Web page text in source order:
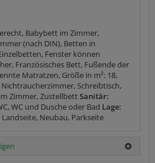
Babybett im Zimmer,
(nach DIN), Betten in
Fenster können
Französisches Bett, Fußende der
Matratzen, Größe in m²: 18,
Schreibtisch,
Zimmer, ZustellbettSanitär:
WC und Dusche oder Bad Lage:
Neubau, Parkseite